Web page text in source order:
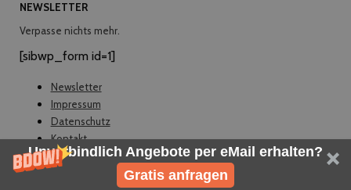
Unverbindlich Angebote per eMail erhalten?
Gratis anfragen
NEWSLETTER
Verpasse nichts mehr.
[sibwp_form id=1]
© EVELY 2026
Newsletter
Impressum
Datenschutz
Kontakt